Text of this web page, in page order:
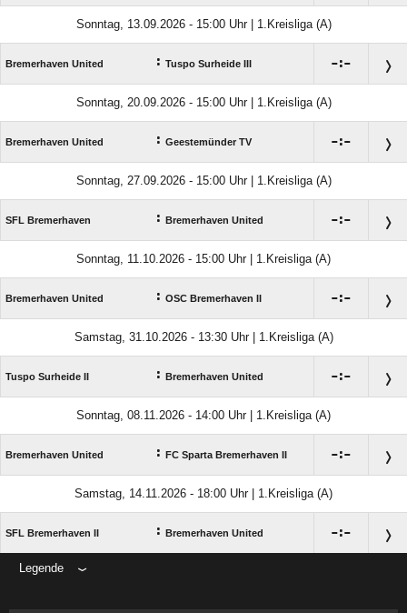
Sonntag, 13.09.2026 - 15:00 Uhr | 1.Kreisliga (A)
Bremerhaven United : Tuspo Surheide III :
Sonntag, 20.09.2026 - 15:00 Uhr | 1.Kreisliga (A)
Bremerhaven United : Geestemünder TV :
Sonntag, 27.09.2026 - 15:00 Uhr | 1.Kreisliga (A)
SFL Bremerhaven : Bremerhaven United :
Sonntag, 11.10.2026 - 15:00 Uhr | 1.Kreisliga (A)
Bremerhaven United : OSC Bremerhaven II :
Samstag, 31.10.2026 - 13:30 Uhr | 1.Kreisliga (A)
Tuspo Surheide II : Bremerhaven United :
Sonntag, 08.11.2026 - 14:00 Uhr | 1.Kreisliga (A)
Bremerhaven United : FC Sparta Bremerhaven II :
Samstag, 14.11.2026 - 18:00 Uhr | 1.Kreisliga (A)
SFL Bremerhaven II : Bremerhaven United :
Legende